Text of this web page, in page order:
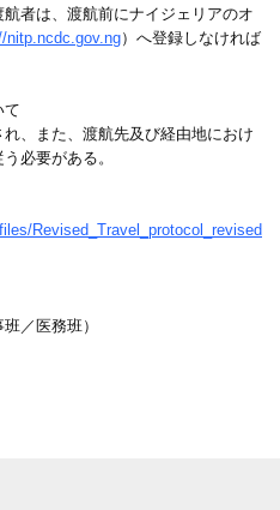
航者は、渡航前にナイジェリアのオ
nitp.ncdc.gov.ng）へ登録しなければ
て
、また、渡航先及び経由地におけ
必要がある。
Revised_Travel_protocol_revised
／医務班）